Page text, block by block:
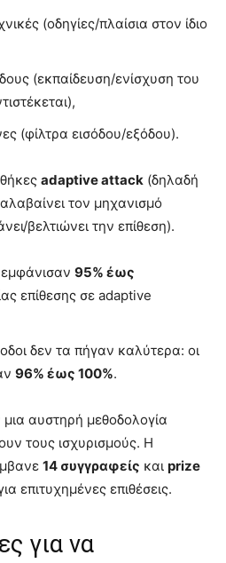
(οδηγίες/πλαίσια στον ίδιο
(εκπαίδευση/ενίσχυση του
(φίλτρα εισόδου/εξόδου).
adaptive attack (δηλαδή
τον μηχανισμό
βελτιώνει την επίθεση).
95% έως
επίθεσης σε adaptive
δεν τα πήγαν καλύτερα: οι
96% έως 100%.
αυστηρή μεθοδολογία
τους ισχυρισμούς. Η
14 συγγραφείς και prize
επιτυχημένες επιθέσεις.
για να